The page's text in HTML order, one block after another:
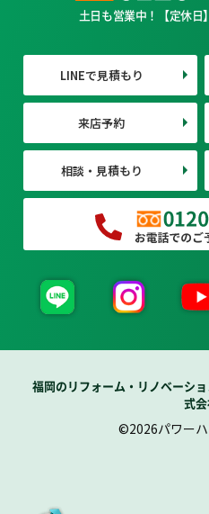
土日も営業中！【定休日
LINEで見積もり
来店予約
相談・見積もり
福岡のリフォーム・リノベーシ
式
©2026パワー